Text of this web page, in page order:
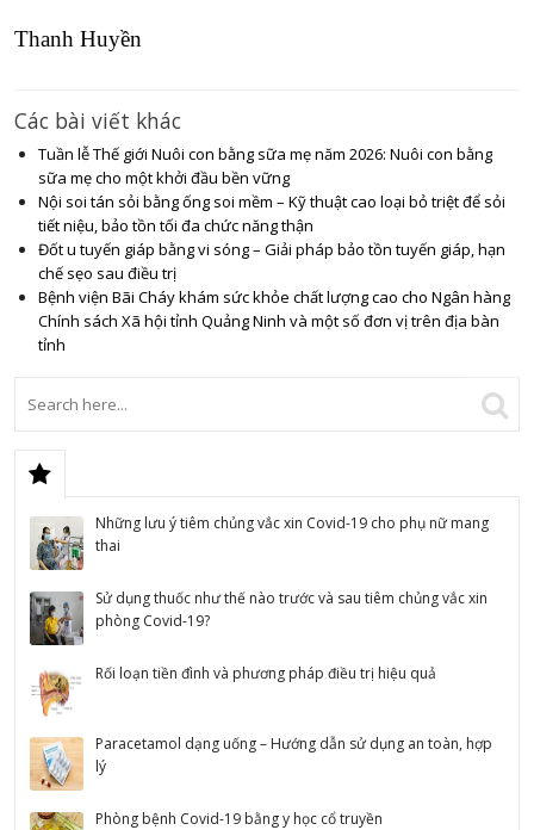
Thanh Huyền
Các bài viết khác
Tuần lễ Thế giới Nuôi con bằng sữa mẹ năm 2026: Nuôi con bằng
sữa mẹ cho một khởi đầu bền vững
Nội soi tán sỏi bằng ống soi mềm – Kỹ thuật cao loại bỏ triệt để sỏi
tiết niệu, bảo tồn tối đa chức năng thận
Đốt u tuyến giáp bằng vi sóng – Giải pháp bảo tồn tuyến giáp, hạn
chế sẹo sau điều trị
Bệnh viện Bãi Cháy khám sức khỏe chất lượng cao cho Ngân hàng
Chính sách Xã hội tỉnh Quảng Ninh và một số đơn vị trên địa bàn
tỉnh
Những lưu ý tiêm chủng vắc xin Covid-19 cho phụ nữ mang
thai
Sử dụng thuốc như thế nào trước và sau tiêm chủng vắc xin
phòng Covid-19?
Rối loạn tiền đình và phương pháp điều trị hiệu quả
Paracetamol dạng uống – Hướng dẫn sử dụng an toàn, hợp
lý
Phòng bệnh Covid-19 bằng y học cổ truyền